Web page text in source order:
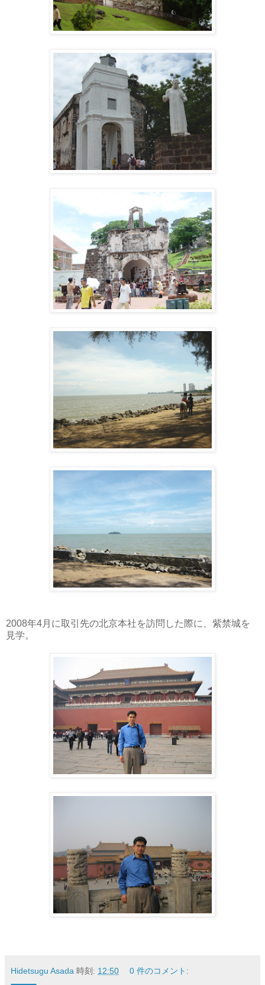
2008年4月に取引先の北京本社を訪問した際に、紫禁城を
見学。
Hidetsugu Asada 時刻: 12:50 0 件のコメント: